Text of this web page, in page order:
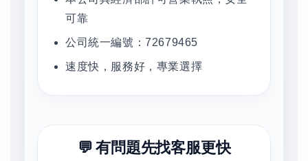
可靠
公司統一編號：72679465
速度快，服務好，專業選擇
💬 有問題先找客服更快